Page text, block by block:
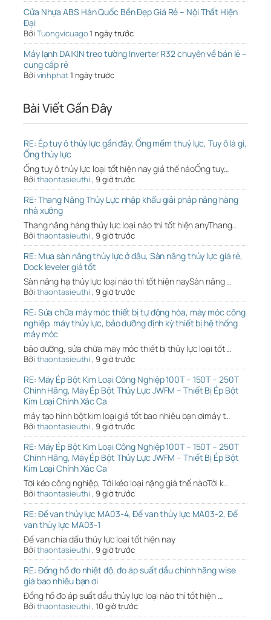
Cửa Nhựa ABS Hàn Quốc Bền Đẹp Giá Rẻ – Nội Thất Hiện
Đại
Bởi Tuongvicuago1 ngày trước
Máy lạnh DAIKIN treo tường Inverter R32 chuyên về bán lẻ –
cung cấp rẻ
Bởi vinhphat1 ngày trước
Bài Viết Gần Đây
RE: Ép tuy ô thủy lực gần đây, Ống mềm thuỷ lực, Tuy ô là gì,
Ống thủy lực
Ống tuy ô thủy lực loại tốt hiện nay giá thế nàoỐng tuy…
Bởi thaontasieuthi , 9 giờ trước
RE: Thang Nâng Thủy Lực nhập khẩu giải pháp nâng hàng
nhà xưởng
Thang nâng hàng thủy lực loại nào thì tốt hiện anyThang…
Bởi thaontasieuthi , 9 giờ trước
RE: Mua sàn nâng thủy lực ở đâu, Sàn nâng thủy lực giá rẻ,
Dock leveler giá tốt
Sàn nâng hạ thủy lực loại nào thì tốt hiện naySàn nâng …
Bởi thaontasieuthi , 9 giờ trước
RE: Sửa chữa máy móc thiết bị tự động hóa, máy móc công
nghiệp, máy thủy lực, bảo dưỡng định kỳ thiết bị hệ thống
máy móc
bảo dưỡng, sửa chữa máy móc thiết bị thủy lực loại tốt …
Bởi thaontasieuthi , 9 giờ trước
RE: Máy Ép Bột Kim Loại Công Nghiệp 100T – 150T – 250T
Chính Hãng, Máy Ép Bột Thủy Lực JWFM – Thiết Bị Ép Bột
Kim Loại Chính Xác Ca
máy tạo hình bột kim loại giá tốt bao nhiêu bạn ơimáy t…
Bởi thaontasieuthi , 9 giờ trước
RE: Máy Ép Bột Kim Loại Công Nghiệp 100T – 150T – 250T
Chính Hãng, Máy Ép Bột Thủy Lực JWFM – Thiết Bị Ép Bột
Kim Loại Chính Xác Ca
Tời kéo công nghiệp, Tới kéo loại nặng giá thế nàoTời k…
Bởi thaontasieuthi , 9 giờ trước
RE: Đế van thủy lực MA03-4, Đế van thủy lực MA03-2, Đế
van thủy lực MA03-1
Đế van chia dầu thủy lực loại tốt hiện nay
Bởi thaontasieuthi , 9 giờ trước
RE: Đồng hồ đo nhiệt độ, đo áp suất dầu chính hãng wise
giá bao nhiêu bạn ơi
Đồng hồ đo áp suất dầu thủy lực loại nào thì tốt hiện …
Bởi thaontasieuthi , 10 giờ trước